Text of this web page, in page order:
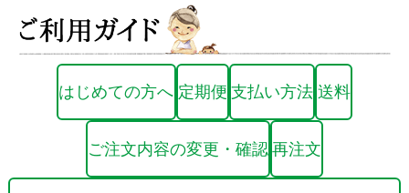
はじめての方へ 定期便 支払い方法 送料
ご注文内容の変更・確認 再注文